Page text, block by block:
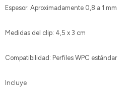
Espesor: Aproximadamente 0,8 a 1 mm
Medidas del clip: 4,5 x 3 cm
Compatibilidad: Perfiles WPC estándar
Incluye